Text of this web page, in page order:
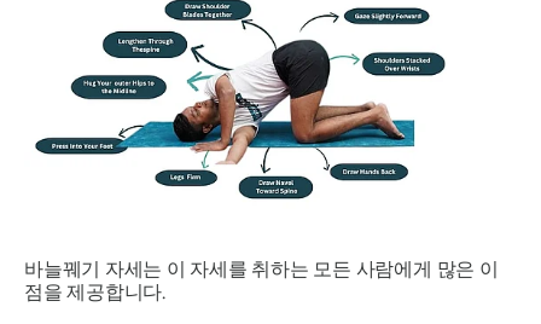
바늘꿰기 자세는 이 자세를 취하는 모든 사람에게 많은 이
점을 제공합니다.